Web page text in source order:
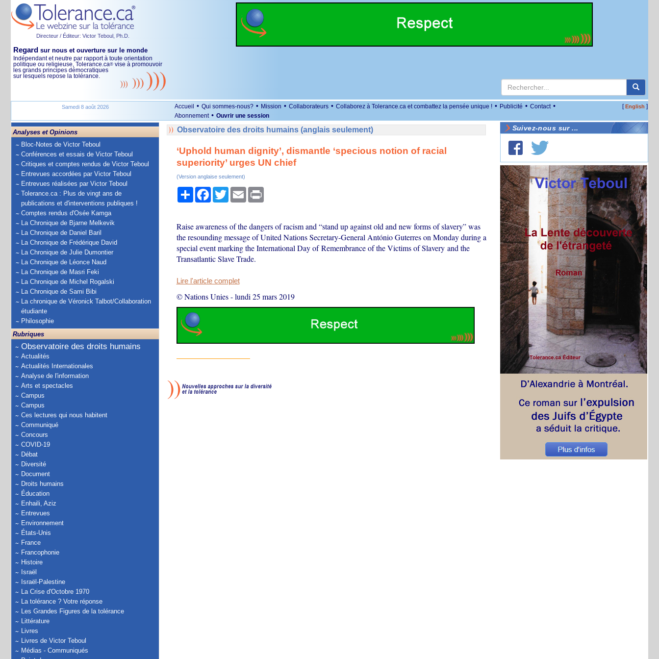
Directeur / Éditeur: Victor Teboul, Ph.D.
Regard sur nous et ouverture sur le monde
Indépendant et neutre par rapport à toute orientation
politique ou religieuse, Tolerance.ca® vise à promouvoir
les grands principes démocratiques
sur lesquels repose la tolérance.
Samedi 8 août 2026 Accueil • Qui sommes-nous? • Mission • Collaborateurs • Collaborez à Tolerance.ca et combattez la pensée unique ! • Publicité • Contact •
Abonnement • Ouvrir une session
[English ]
Analyses et Opinions
Bloc-Notes de Victor Teboul
Conférences et essais de Victor Teboul
Critiques et comptes rendus de Victor Teboul
Entrevues accordées par Victor Teboul
Entrevues réalisées par Victor Teboul
Tolerance.ca : Plus de vingt ans de
publications et d'interventions publiques !
Comptes rendus d'Osée Kamga
La Chronique de Bjarne Melkevik
La Chronique de Daniel Baril
La Chronique de Frédérique David
La Chronique de Julie Dumontier
La Chronique de Léonce Naud
La Chronique de Masri Feki
La Chronique de Michel Rogalski
La Chronique de Sami Bibi
La chronique de Véronick Talbot/Collaboration
étudiante
Philosophie
Rubriques
Observatoire des droits humains
Actualités
Actualités Internationales
Analyse de l'information
Arts et spectacles
Campus
Campus
Ces lectures qui nous habitent
Communiqué
Concours
COVID-19
Débat
Diversité
Document
Droits humains
Éducation
Enhaili, Aziz
Entrevues
Environnement
États-Unis
France
Francophonie
Histoire
Israël
Israël-Palestine
La Crise d'Octobre 1970
La tolérance ? Votre réponse
Les Grandes Figures de la tolérance
Littérature
Livres
Livres de Victor Teboul
Médias - Communiqués
Observatoire des droits humains (anglais seulement)
‘Uphold human dignity’, dismantle ‘specious notion of racial
superiority’ urges UN chief
(Version anglaise seulement)
PartagerFacebook
TwitterEmail Print
Raise awareness of the dangers of racism and “stand up against old and new forms of slavery” was
the resounding message of United Nations Secretary-General António Guterres on Monday during a
special event marking the International Day of Remembrance of the Victims of Slavery and the
Transatlantic Slave Trade.
Lire l'article complet
© Nations Unies-lundi 25 mars 2019
Suivez-nous sur ...